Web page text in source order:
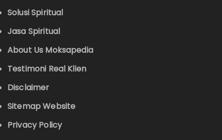
Solusi Spiritual
Jasa Spiritual
About Us Moksapedia
Testimoni Real Klien
Disclaimer
Sitemap Website
Privacy Policy